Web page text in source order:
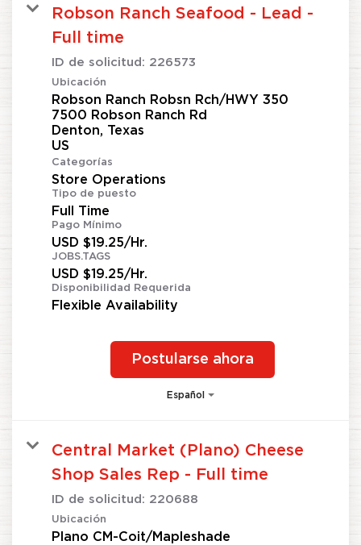
Robson Ranch Seafood - Lead -
Full time
ID de solicitud: 226573
Ubicación
Robson Ranch Robsn Rch/HWY 350
7500 Robson Ranch Rd
Denton, Texas
Categorías
Store Operations
Tipo de puesto
Full Time
Pago Mínimo
USD $19.25/Hr.
JOBS.TAGS
USD $19.25/Hr.
Disponibilidad Requerida
Flexible Availability
Postularse ahora
Español
Central Market (Plano) Cheese
Shop Sales Rep - Full time
ID de solicitud: 220688
Ubicación
Plano CM-Coit/Mapleshade